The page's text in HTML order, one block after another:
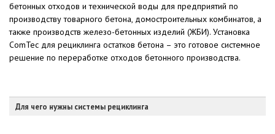
бетонных отходов и технической воды для предприятий по
производству товарного бетона, домостроительных комбинатов, а
также производств железо-бетонных изделий (ЖБИ). Установка
ComTec для рециклинга остатков бетона – это готовое системное
решение по переработке отходов бетонного производства.
Для чего нужны системы рециклинга